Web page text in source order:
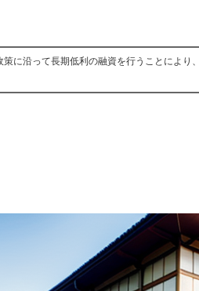
に沿って長期低利の融資を行うことによ